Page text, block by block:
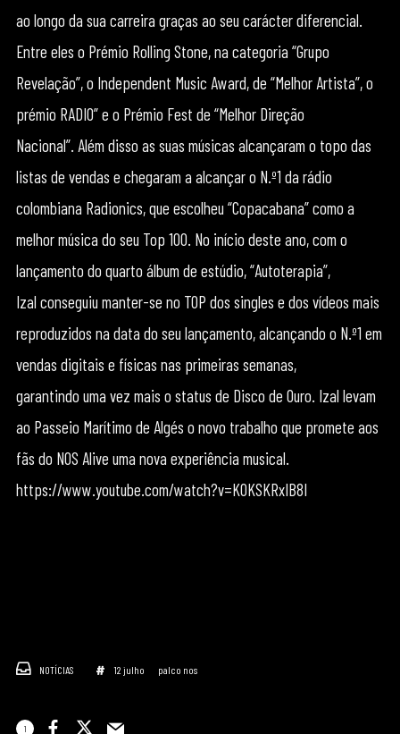
ao longo da sua carreira graças ao seu carácter diferencial.
Entre eles o Prémio Rolling Stone, na categoria “Grupo
Revelação”, o Independent Music Award, de “Melhor Artista”, o
prémio RADIO” e o Prémio Fest de “Melhor Direção
Nacional”. Além disso as suas músicas alcançaram o topo das
listas de vendas e chegaram a alcançar o N.º1 da rádio
colombiana Radionics, que escolheu “Copacabana” como a
melhor música do seu Top 100. No início deste ano, com o
lançamento do quarto álbum de estúdio, “Autoterapia”,
Izal conseguiu manter-se no TOP dos singles e dos vídeos mais
reproduzidos na data do seu lançamento, alcançando o N.º1 em
vendas digitais e físicas nas primeiras semanas,
garantindo uma vez mais o status de Disco de Ouro. Izal levam
ao Passeio Marítimo de Algés o novo trabalho que promete aos
fãs do NOS Alive uma nova experiência musical.
https://www.youtube.com/watch?v=KOKSKRxIB8I
NOTÍCIAS 12 julho palco nos
1